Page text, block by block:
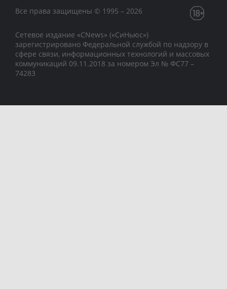
Все права защищены © 1995 – 2026
Сетевое издание «CNews» («СиНьюс»)
зарегистрировано Федеральной службой по надзору в
сфере связи, информационных технологий и массовых
коммуникаций 09.11.2018 за номером Эл № ФС77 –
74283